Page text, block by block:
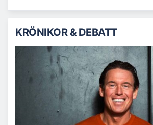
KRÖNIKOR & DEBATT